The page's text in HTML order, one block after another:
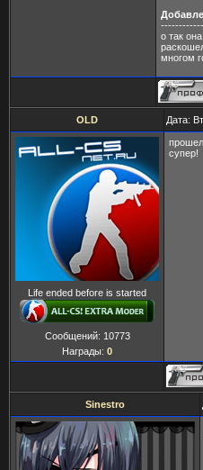
о так
многом
OLD Дата:
Life ended before is started
Сообщений: 10773
Награды: 0
прошел
супер!
Sinestro